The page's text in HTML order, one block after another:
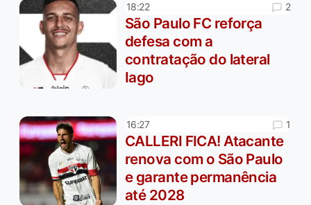
18:22 2
São Paulo FC reforça
defesa com a
contratação do lateral
Iago
16:27 1
CALLERI FICA! Atacante
renova com o São Paulo
e garante permanência
até 2028